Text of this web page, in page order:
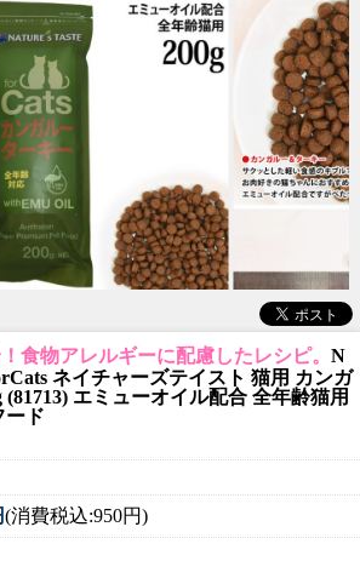
食物アレルギーに配慮したレシピ。 N
ネイチャーズテイスト 猫用 カンガ
エミューオイル配合 全年齢猫用
ード
(消費税込:950円)